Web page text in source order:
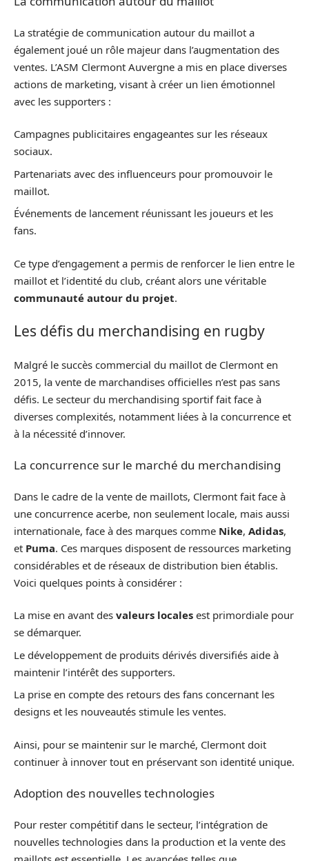
La stratégie de communication autour du maillot a
également joué un rôle majeur dans l’augmentation des
ventes. L’ASM Clermont Auvergne a mis en place diverses
actions de marketing, visant à créer un lien émotionnel
avec les supporters :
Campagnes publicitaires engageantes sur les réseaux
sociaux.
Partenariats avec des influenceurs pour promouvoir le
maillot.
Événements de lancement réunissant les joueurs et les
fans.
Ce type d’engagement a permis de renforcer le lien entre le
maillot et l’identité du club, créant alors une véritable
communauté autour du projet.
Les défis du merchandising en rugby
Malgré le succès commercial du maillot de Clermont en
2015, la vente de marchandises officielles n’est pas sans
défis. Le secteur du merchandising sportif fait face à
diverses complexités, notamment liées à la concurrence et
à la nécessité d’innover.
La concurrence sur le marché du merchandising
Dans le cadre de la vente de maillots, Clermont fait face à
une concurrence acerbe, non seulement locale, mais aussi
internationale, face à des marques comme Nike, Adidas,
et Puma. Ces marques disposent de ressources marketing
considérables et de réseaux de distribution bien établis.
Voici quelques points à considérer :
La mise en avant des valeurs locales est primordiale pour
se démarquer.
Le développement de produits dérivés diversifiés aide à
maintenir l’intérêt des supporters.
La prise en compte des retours des fans concernant les
designs et les nouveautés stimule les ventes.
Ainsi, pour se maintenir sur le marché, Clermont doit
continuer à innover tout en préservant son identité unique.
Adoption des nouvelles technologies
Pour rester compétitif dans le secteur, l’intégration de
nouvelles technologies dans la production et la vente des